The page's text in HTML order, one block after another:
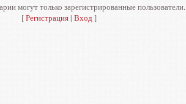
могут только зарегистрированные пользователи.
[Регистрация| Вход]